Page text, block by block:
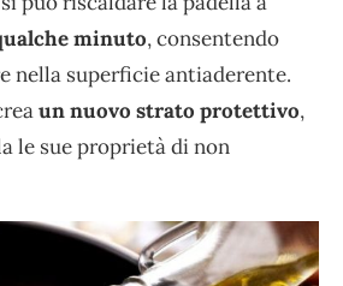
minuto, consentendo
nella superficie antiaderente.
un nuovo strato protettivo,
le sue proprietà di non